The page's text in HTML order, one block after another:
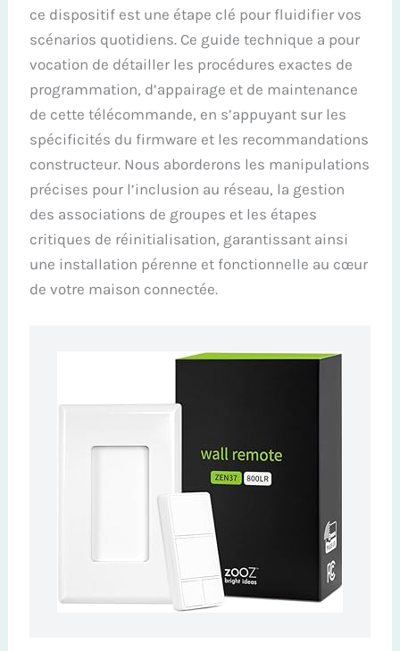
ce dispositif est une étape clé pour fluidifier vos
scénarios quotidiens. Ce guide technique a pour
vocation de détailler les procédures exactes de
programmation, d’appairage et de maintenance
de cette télécommande, en s’appuyant sur les
spécificités du firmware et les recommandations
constructeur. Nous aborderons les manipulations
précises pour l’inclusion au réseau, la gestion
des associations de groupes et les étapes
critiques de réinitialisation, garantissant ainsi
une installation pérenne et fonctionnelle au cœur
de votre maison connectée.